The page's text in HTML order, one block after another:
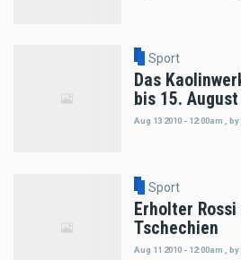
Sport
Das
bis 15.
Aug 13 2010 - 12:00am by
Sport
Erholter
Tschechien
Aug 11 2010 - 12:00am by